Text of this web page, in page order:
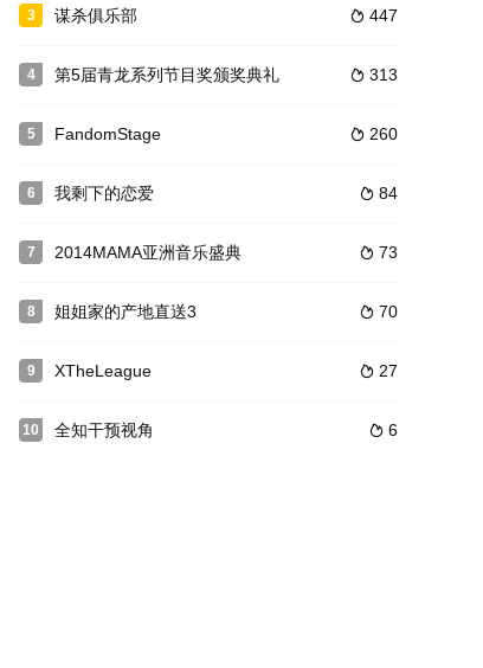
勋的济州岛游记。从一开始就高喊团队口号“WE ARE ON
결선 진출 상금
测试他们的吸睛能力。最后的获胜者将获得“终极网红”称号。
3  447
谋杀俱乐部
4  313
第5届青龙系列节目奖颁奖典礼
5  260
FandomStage
6  84
我剩下的恋爱
7  73
2014MAMA亚洲音乐盛典
8  70
姐姐家的产地直送3
9  27
XTheLeague
10  6
全知干预视角